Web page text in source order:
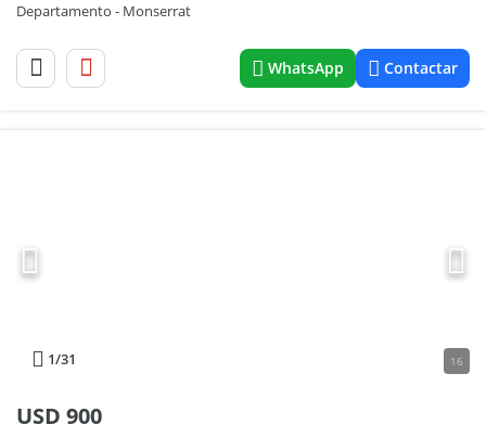
Departamento - Monserrat
WhatsApp Contactar
1/31 16
USD 900